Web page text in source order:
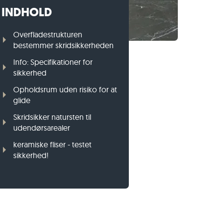
Græsplænekant i gnejs
INDHOLD
Overfladestrukturen
bestemmer skridsikkerheden
Info: Specifikationer for
sikkerhed
Opholdsrum uden risiko for at
glide
Skridsikker natursten til
udendørsarealer
keramiske fliser - testet
sikkerhed!